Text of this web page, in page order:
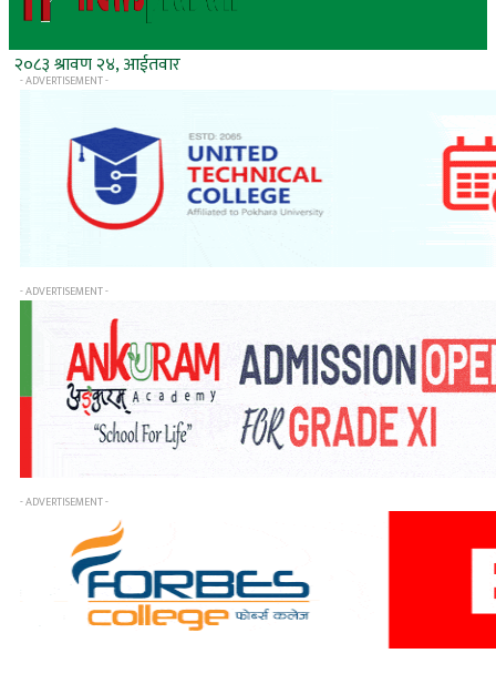
२०८३ श्रावण २४, आईतवार
- ADVERTISEMENT -
- ADVERTISEMENT -
- ADVERTISEMENT -